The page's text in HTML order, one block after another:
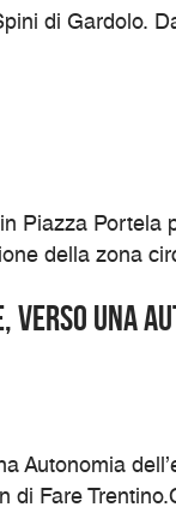
di Gardolo.
Piazza Portela
della zona
verso una
Autonomia
Fare